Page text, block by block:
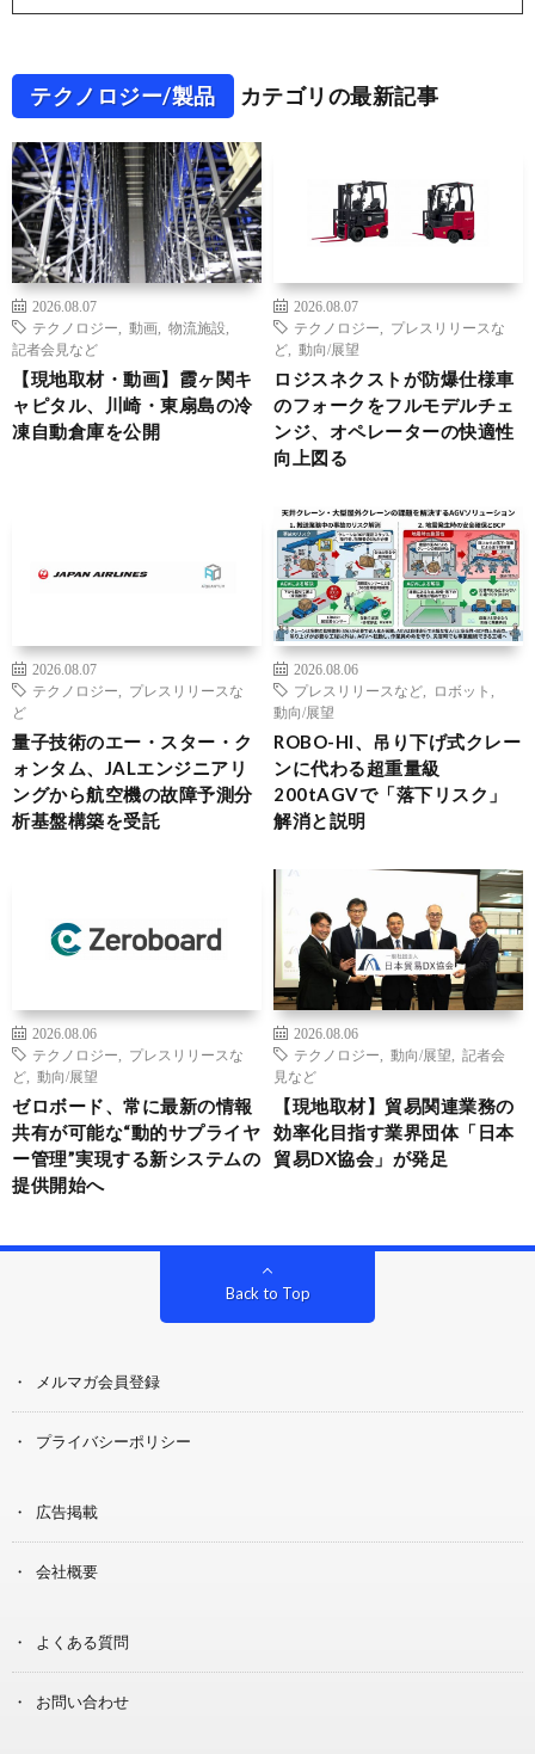
テクノロジー/製品 カテゴリの最新記事
2026.08.07
テクノロジー
動画 物流施設
記者会見など
【現地取材・動画】霞ヶ関キ
ャピタル、川崎・東扇島の冷
凍自動倉庫を公開
2026.08.07
テクノロジー
プレスリリースな
ど
動向/展望
ロジスネクストが防爆仕様車
のフォークをフルモデルチェ
ンジ、オペレーターの快適性
向上図る
2026.08.07
テクノロジー
プレスリリースな
ど
量子技術のエー・スター・ク
ォンタム、JALエンジニアリ
ングから航空機の故障予測分
析基盤構築を受託
2026.08.06
プレスリリースなど
ロボット
動向/展望
ROBO-HI、吊り下げ式クレー
ンに代わる超重量級
200tAGVで「落下リスク」
解消と説明
2026.08.06
テクノロジー
プレスリリースな
ど
動向/展望
ゼロボード、常に最新の情報
共有が可能な“動的サプライヤ
ー管理”実現する新システムの
提供開始へ
2026.08.06
テクノロジー
動向/展望
記者会
見など
【現地取材】貿易関連業務の
効率化目指す業界団体「日本
貿易DX協会」が発足
Back to Top
メルマガ会員登録
プライバシーポリシー
広告掲載
会社概要
よくある質問
お問い合わせ